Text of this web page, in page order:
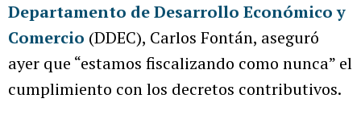
Departamento de Desarrollo Económico y
Comercio (DDEC), Carlos Fontán, aseguró
ayer que “estamos fiscalizando como nunca” el
cumplimiento con los decretos contributivos.